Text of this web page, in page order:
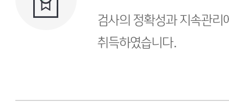
검사의 정확성과 지속관
취득하였습니다.